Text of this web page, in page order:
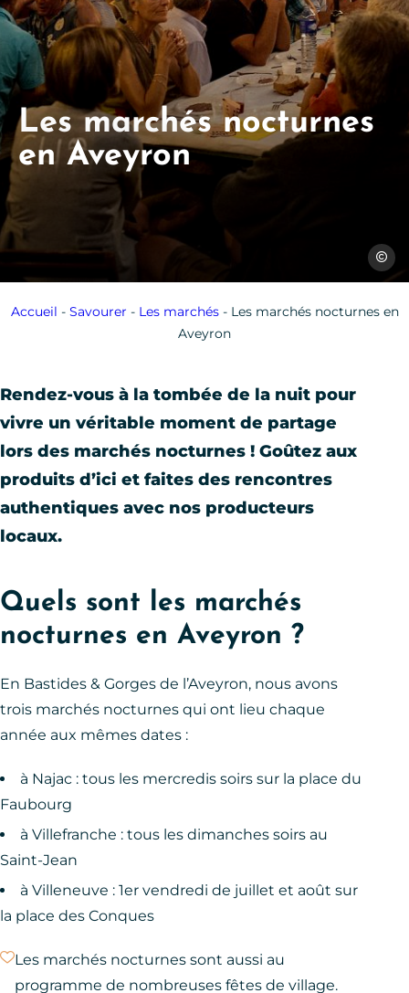
Sylvie
Les marchés nocturnes
en Aveyron
Accueil - Savourer - Les marchés- Les marchés nocturnes en
Aveyron
Rendez-vous à la tombée de la nuit pour
vivre un véritable moment de partage
lors des marchés nocturnes ! Goûtez aux
produits d’ici et faites des rencontres
authentiques avec nos producteurs
locaux.
Quels sont les marchés
nocturnes en Aveyron ?
En Bastides & Gorges de l’Aveyron, nous avons
trois marchés nocturnes qui ont lieu chaque
année aux mêmes dates :
à Najac : tous les mercredis soirs sur la place du
Faubourg
à Villefranche : tous les dimanches soirs au
Saint-Jean
à Villeneuve : 1er vendredi de juillet et août sur
la place des Conques
Les marchés nocturnes sont aussi au
programme de nombreuses fêtes de village.